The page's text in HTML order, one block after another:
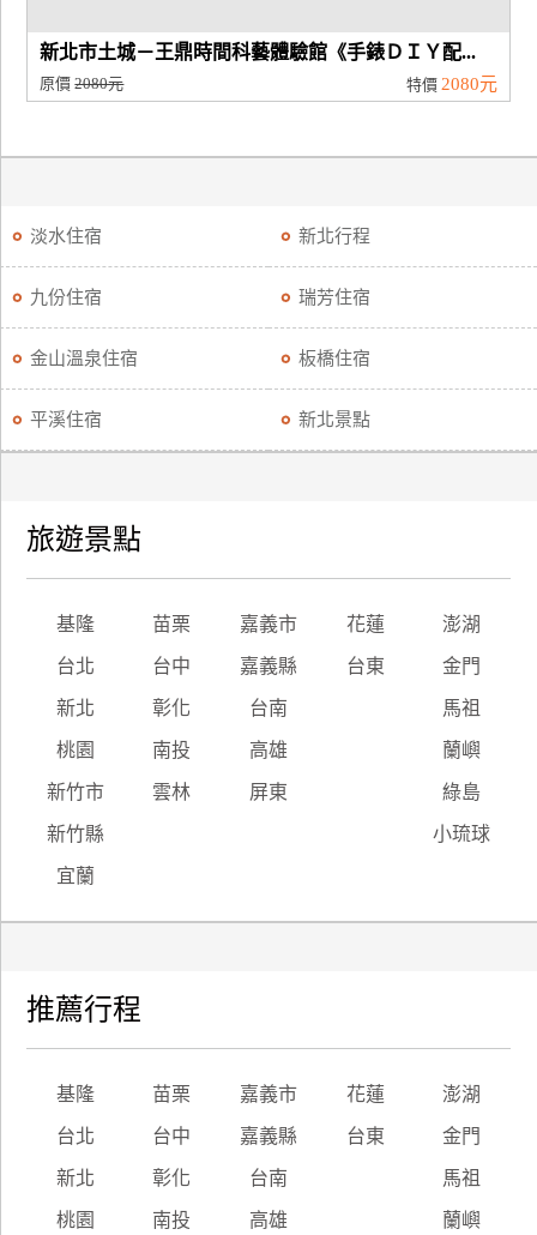
新北市土城－王鼎時間科藝體驗館《手錶ＤＩＹ配...
原價2080元 特價 2080元
淡水住宿 新北行程
九份住宿 瑞芳住宿
金山溫泉住宿 板橋住宿
平溪住宿 新北景點
旅遊景點
基隆 苗栗 嘉義市 花蓮 澎湖
台北 台中 嘉義縣 台東 金門
新北 彰化 台南 馬祖
桃園 南投 高雄 蘭嶼
新竹市 雲林 屏東 綠島
新竹縣 小琉球
宜蘭
推薦行程
基隆 苗栗 嘉義市 花蓮 澎湖
台北 台中 嘉義縣 台東 金門
新北 彰化 台南 馬祖
桃園 南投 高雄 蘭嶼